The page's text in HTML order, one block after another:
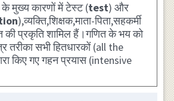
के मुख्य कारणों में टेस्ट (test) और
),व्यक्ति,शिक्षक,माता-पिता,सहकर्मी
की प्रकृति शामिल हैं।गणित के भय को
तरीका सभी हितधारकों (all the
किए गए गहन प्रयास (intensive